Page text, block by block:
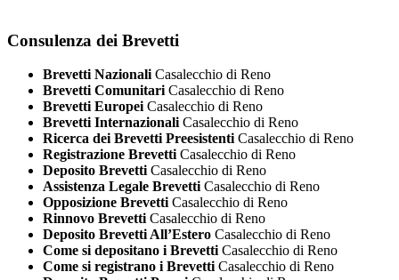
Consulenza dei Brevetti
Brevetti Nazionali Casalecchio di Reno
Brevetti Comunitari Casalecchio di Reno
Brevetti Europei Casalecchio di Reno
Brevetti Internazionali Casalecchio di Reno
Ricerca dei Brevetti Preesistenti Casalecchio di Reno
Registrazione Brevetti Casalecchio di Reno
Deposito Brevetti Casalecchio di Reno
Assistenza Legale Brevetti Casalecchio di Reno
Opposizione Brevetti Casalecchio di Reno
Rinnovo Brevetti Casalecchio di Reno
Deposito Brevetti All’Estero Casalecchio di Reno
Come si depositano i Brevetti Casalecchio di Reno
Come si registrano i Brevetti Casalecchio di Reno